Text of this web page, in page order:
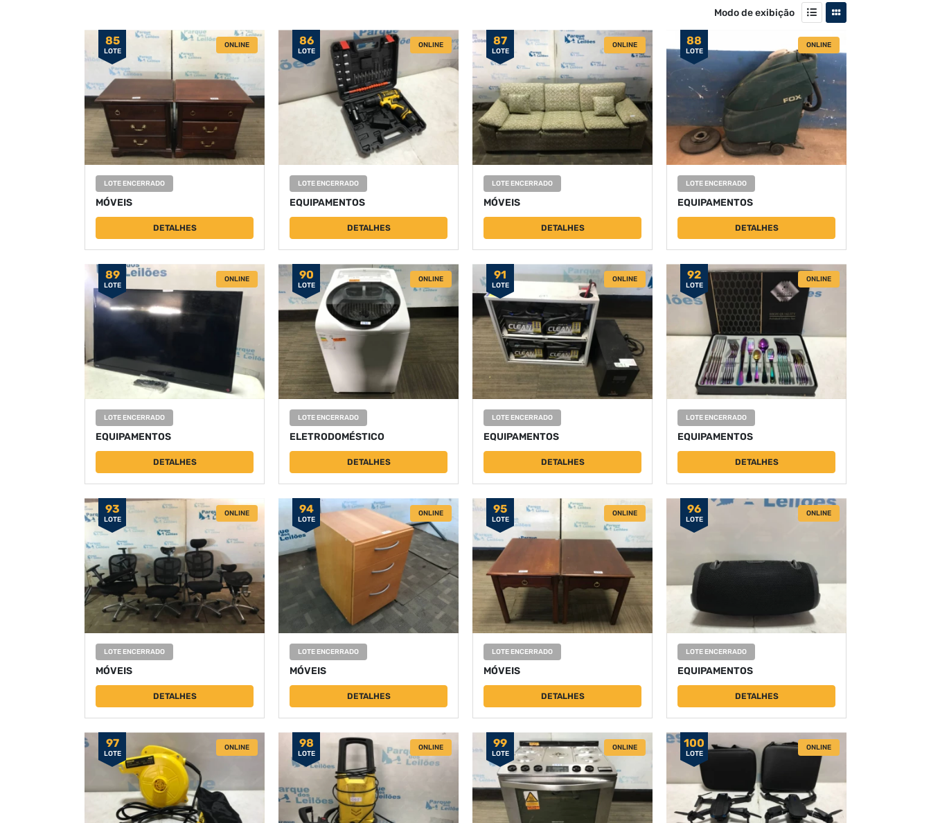
Modo de exibição
85
LOTE
ONLINE
LOTE ENCERRADO
MÓVEIS
DETALHES
86
LOTE
ONLINE
LOTE ENCERRADO
EQUIPAMENTOS
DETALHES
87
LOTE
ONLINE
LOTE ENCERRADO
MÓVEIS
DETALHES
88
LOTE
ONLINE
LOTE ENCERRADO
EQUIPAMENTOS
DETALHES
89
LOTE
ONLINE
LOTE ENCERRADO
EQUIPAMENTOS
DETALHES
90
LOTE
ONLINE
LOTE ENCERRADO
ELETRODOMÉSTICO
DETALHES
91
LOTE
ONLINE
LOTE ENCERRADO
EQUIPAMENTOS
DETALHES
92
LOTE
ONLINE
LOTE ENCERRADO
EQUIPAMENTOS
DETALHES
93
LOTE
ONLINE
LOTE ENCERRADO
MÓVEIS
DETALHES
94
LOTE
ONLINE
LOTE ENCERRADO
MÓVEIS
DETALHES
95
LOTE
ONLINE
LOTE ENCERRADO
MÓVEIS
DETALHES
96
LOTE
ONLINE
LOTE ENCERRADO
EQUIPAMENTOS
DETALHES
97
LOTE
ONLINE 98
LOTE
ONLINE 99
LOTE
ONLINE 100
LOTE
ONLINE